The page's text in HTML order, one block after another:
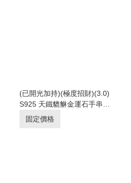
(已開光加持)(極度招財)(3.0)
S925 天鐵貔貅金運石手串
10+mm (No.PUT507)
固定價格